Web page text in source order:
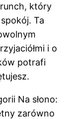
który
Ta
i o
potrafi
Na słono:
zarówno